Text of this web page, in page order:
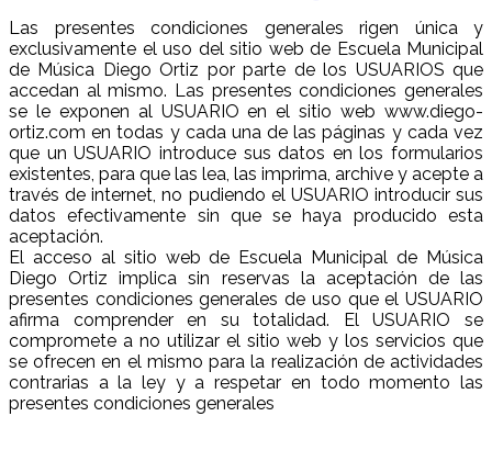
Las presentes condiciones generales rigen única y
exclusivamente el uso del sitio web de Escuela Municipal
de Música Diego Ortiz por parte de los USUARIOS que
accedan al mismo. Las presentes condiciones generales
se le exponen al USUARIO en el sitio web www.diego-
ortiz.com en todas y cada una de las páginas y cada vez
que un USUARIO introduce sus datos en los formularios
existentes, para que las lea, las imprima, archive y acepte a
través de internet, no pudiendo el USUARIO introducir sus
datos efectivamente sin que se haya producido esta
aceptación.
El acceso al sitio web de Escuela Municipal de Música
Diego Ortiz implica sin reservas la aceptación de las
presentes condiciones generales de uso que el USUARIO
afirma comprender en su totalidad. El USUARIO se
compromete a no utilizar el sitio web y los servicios que
se ofrecen en el mismo para la realización de actividades
contrarias a la ley y a respetar en todo momento las
presentes condiciones generales